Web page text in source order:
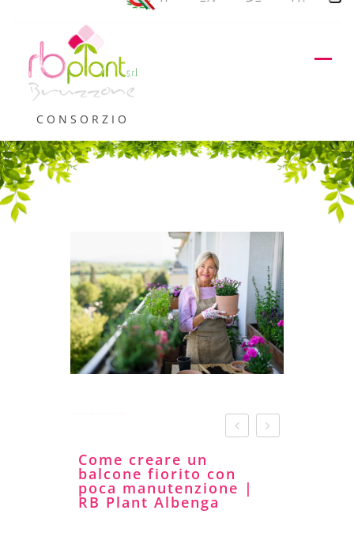
CONSORZIO
Come creare un
balcone fiorito con
poca manutenzione |
RB Plant Albenga